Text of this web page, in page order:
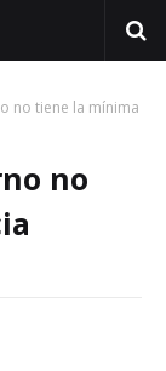
no tiene la mínima
no